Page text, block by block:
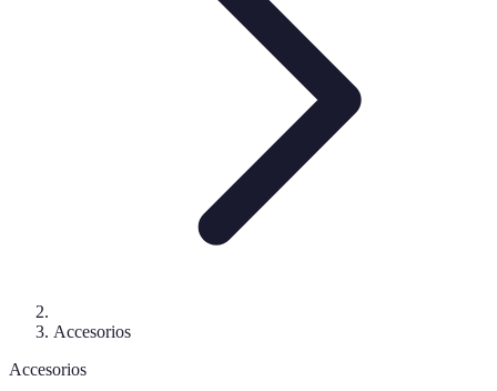
Accesorios
Accesorios